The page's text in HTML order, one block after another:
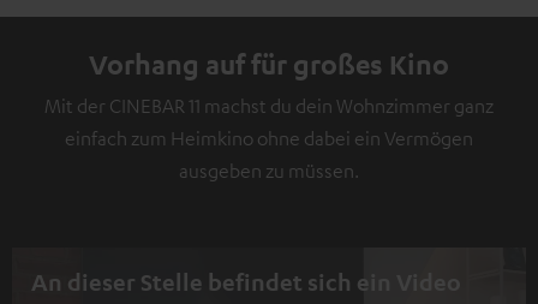
Vorhang auf für großes Kino
Mit der CINEBAR 11 machst du dein Wohnzimmer ganz
einfach zum Heimkino ohne dabei ein Vermögen
ausgeben zu müssen.
An dieser Stelle befindet sich ein Video